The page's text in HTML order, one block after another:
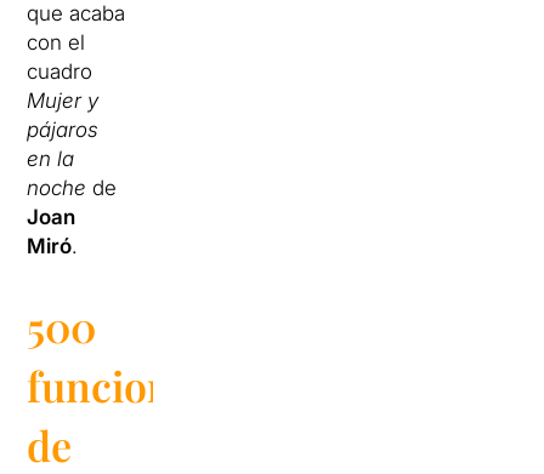
que acaba
con el
cuadro
Mujer y
pájaros
en la
noche de
Joan
Miró.
500
funciones
de